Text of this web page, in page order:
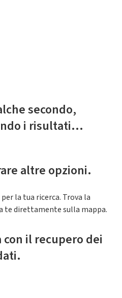
secondo,
i risultati...
altre opzioni.
la tua ricerca. Trova la
te direttamente sulla mappa.
il recupero dei